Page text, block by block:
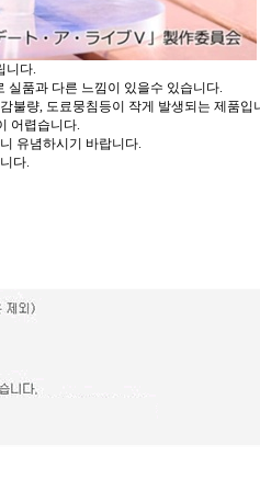
니다.
실품과 다른 느낌이 있을수 있습니다.
불량, 도료뭉침등이 작게 발생되는 제품입
어렵습니다.
유념하시기 바랍니다.
다.